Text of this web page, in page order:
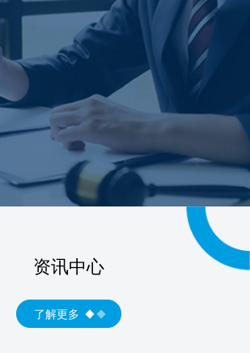
资讯中心
了解更多